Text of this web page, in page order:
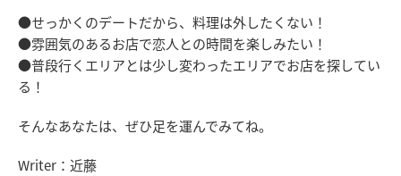
●せっかくのデートだから、料理は外したくない！
●雰囲気のあるお店で恋人との時間を楽しみたい！
●普段行くエリアとは少し変わったエリアでお店を探してい
る！
そんなあなたは、ぜひ足を運んでみてね。
Writer：近藤